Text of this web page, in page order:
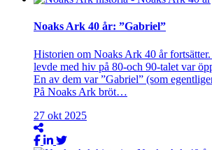
Noaks Ark 40 år: ”Gabriel”
Historien om Noaks Ark 40 år fortsätter.
levde med hiv på 80-och 90-talet var
En av dem var ”Gabriel” (som
På Noaks Ark bröt…
27 okt 2025